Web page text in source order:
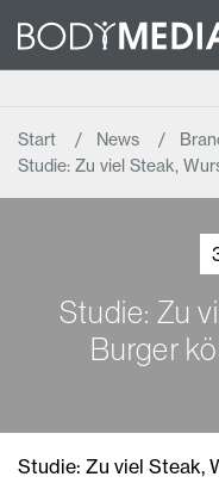
Start News
Studie: Zu viel Steak,
Studie: Zu
Burger
Studie: Zu viel Steak,